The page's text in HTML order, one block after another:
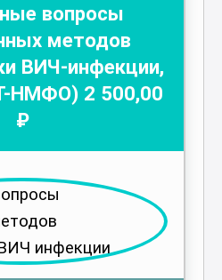
вопросы
методов
ВИЧ-инфекции,
НМФО) 2 500,00
₽